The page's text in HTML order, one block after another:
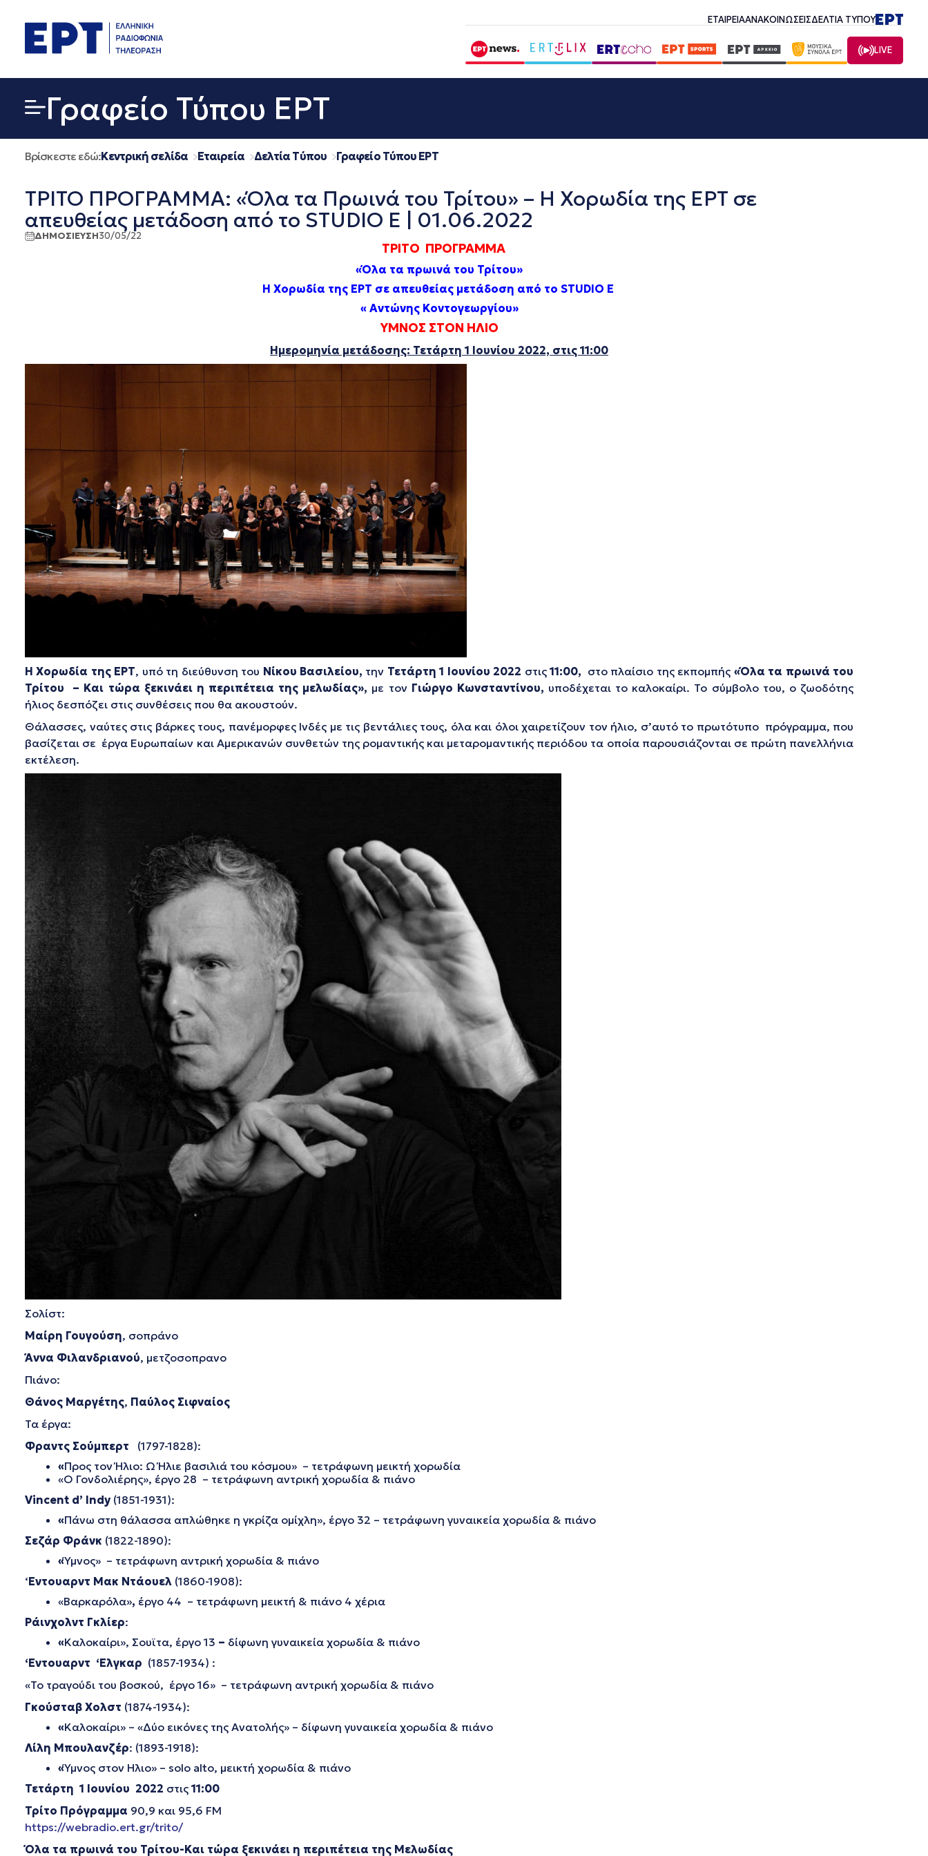
περιεχόμενο
ΕΤΑΙΡΕΙΑΑΝΑΚΟΙΝΩΣΕΙΣΔΕΛΤΙΑ ΤΥΠΟΥ
LIVE
Γραφείο Τύπου ΕΡΤ
Βρίσκεστε εδώ:Κεντρική σελίδα Εταιρεία Δελτία Τύπου Γραφείο Τύπου ΕΡΤ
ΤΡΙΤΟ ΠΡΟΓΡΑΜΜΑ: «Όλα τα Πρωινά του Τρίτου» – Η Χορωδία της ΕΡΤ σε
απευθείας μετάδοση από το STUDIO E | 01.06.2022
ΔΗΜΟΣΙΕΥΣΗ30/05/22
ΤΡΙΤΟ ΠΡΟΓΡΑΜΜΑ
«Όλα τα πρωινά του Τρίτου»
Η Χορωδία της ΕΡΤ σε απευθείας μετάδοση από το STUDIO E
« Αντώνης Κοντογεωργίου»
ΥΜΝΟΣ ΣΤΟΝ ΗΛΙΟ
Ημερομηνία μετάδοσης: Τετάρτη 1 Ιουνίου 2022, στις 11:00
Η Χορωδία της ΕΡΤ, υπό τη διεύθυνση του Νίκου Βασιλείου, την Τετάρτη 1 Ιουνίου 2022 στις11:00, στο πλαίσιο της εκπομπής «Όλα τα πρωινά του
Τρίτου – Και τώρα ξεκινάει η περιπέτεια της μελωδίας», με τον Γιώργο Κωνσταντίνου, υποδέχεται το καλοκαίρι. Το σύμβολο του, ο ζωοδότης
ήλιος δεσπόζει στις συνθέσεις που θα ακουστούν.
Θάλασσες, ναύτες στις βάρκες τους, πανέμορφες Ινδές με τις βεντάλιες τους, όλα και όλοι χαιρετίζουν τον ήλιο, σ’αυτό το πρωτότυπο πρόγραμμα, που
βασίζεται σε έργα Ευρωπαίων και Αμερικανών συνθετών της ρομαντικής και μεταρομαντικής περιόδου τα οποία παρουσιάζονται σε πρώτη πανελλήνια
εκτέλεση.
Σολίστ:
Μαίρη Γουγούση, σοπράνο
Άννα Φιλανδριανού, μετζοσοπρανο
Πιάνο:
Θάνος Μαργέτης, Παύλος Σιφναίος
Τα έργα:
Φραντς Σούμπερτ (1797-1828):
«Προς τον Ήλιο: Ω Ήλιε βασιλιά του κόσμου» – τετράφωνη μεικτή χορωδία
«Ο Γονδολιέρης», έργο 28 – τετράφωνη αντρική χορωδία & πιάνο
Vincent d’ Indy(1851-1931):
«Πάνω στη θάλασσα απλώθηκε η γκρίζα ομίχλη», έργο 32 – τετράφωνη γυναικεία χορωδία & πιάνο
Σεζάρ Φράνκ (1822-1890):
«Ύμνος» – τετράφωνη αντρική χορωδία & πιάνο
‘Εντουαρντ Μακ Ντάουελ (1860-1908):
«Βαρκαρόλα», έργο 44 – τετράφωνη μεικτή & πιάνο 4 χέρια
Ράινχολντ Γκλίερ:
«Καλοκαίρι», Σουϊτα, έργο 13 – δίφωνη γυναικεία χορωδία & πιάνο
‘Εντουαρντ ‘Ελγκαρ (1857-1934) :
«To τραγούδι του βοσκού, έργο 16» – τετράφωνη αντρική χορωδία & πιάνο
Γκούσταβ Χολστ (1874-1934):
«Καλοκαίρι» – «Δύο εικόνες της Ανατολής» – δίφωνη γυναικεία χορωδία & πιάνο
Λίλη Μπουλανζέρ: (1893-1918):
«Ύμνος στον Ηλιο» – solo alto, μεικτή χορωδία & πιάνο
Τετάρτη 1 Ιουνίου 2022 στις 11:00
Τρίτο Πρόγραμμα 90,9 και 95,6 FM
https://webradio.ert.gr/trito/
Όλα τα πρωινά του Τρίτου-Και τώρα ξεκινάει η περιπέτεια της Μελωδίας